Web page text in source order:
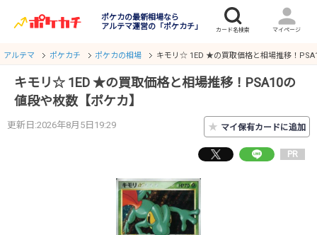
ポケカの最新相場なら
アルテマ運営の「ポケカチ」
アルテマ ポケカチ ポケカの相場 キモリ☆ 1ED ★の買取価格と相場推移！
キモリ☆ 1ED ★の買取価格と相場推移！PSA10の
値段や枚数【ポケカ】
更新日:2026年8月5日19:29 ★ マイ保有カードに追加
PR